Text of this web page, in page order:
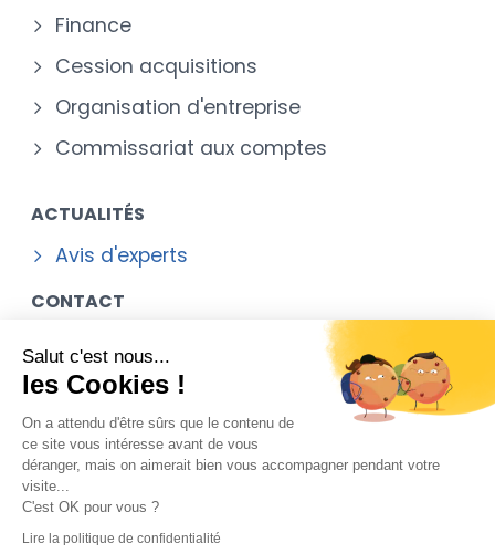
Finance
Cession acquisitions
Organisation d'entreprise
Commissariat aux comptes
ACTUALITÉS
Avis d'experts
CONTACT
Situation
Formulaire de Contact
Mentions légales
Contact
Salut c'est nous...
les Cookies !
On a attendu d'être sûrs que le contenu de
ce site vous intéresse avant de vous
déranger, mais on aimerait bien vous accompagner pendant votre
visite...
C'est OK pour vous ?
Lire la politique de confidentialité